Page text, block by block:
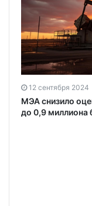
12 сентября 2024
МЭА снизило
до 0,9 миллиона